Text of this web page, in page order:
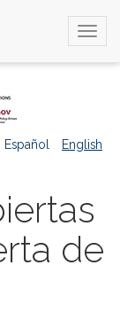
Español English
de